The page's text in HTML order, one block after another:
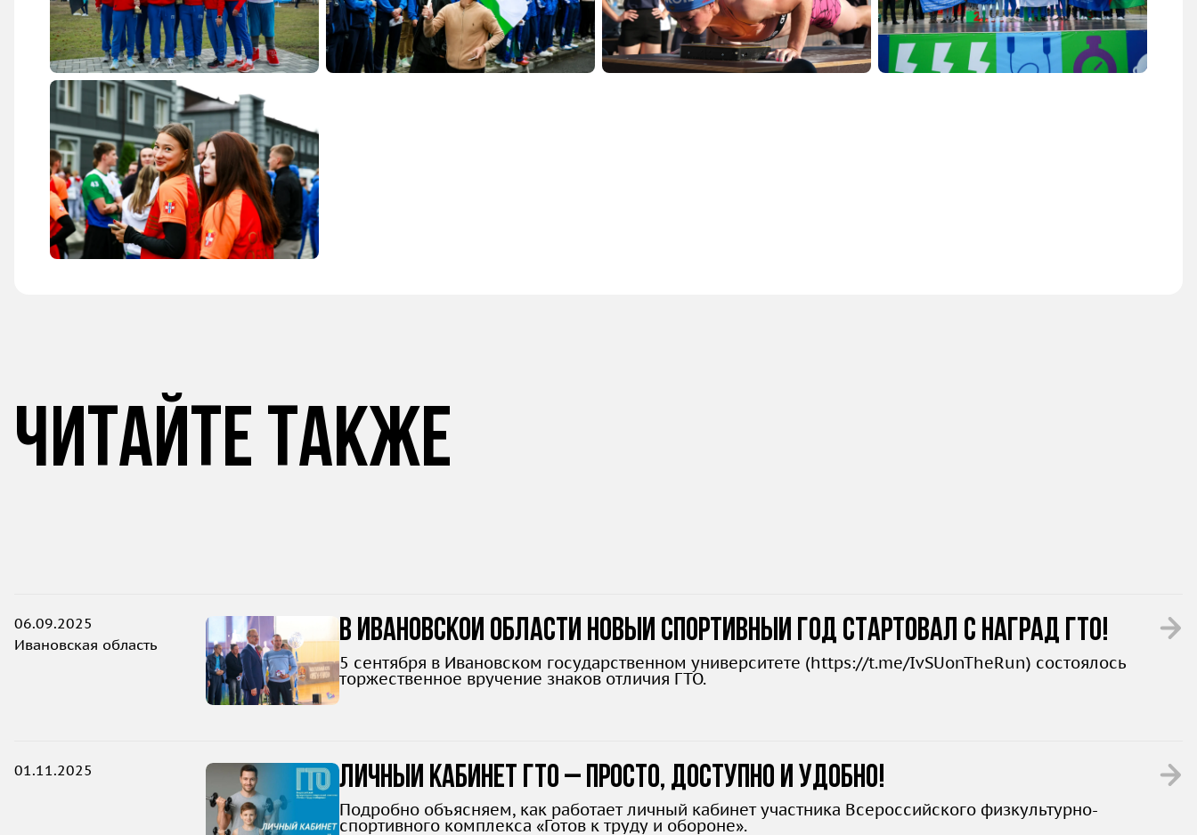
Читайте также
06.09.2025
Ивановская область
В Ивановской области новый спортивный год стартовал с наград ГТО!
5 сентября в Ивановском государственном университете (https://t.me/IvSUonTheRun) состоялось
торжественное вручение знаков отличия ГТО.
01.11.2025 Личный кабинет ГТО – просто, доступно и удобно!
Подробно объясняем, как работает личный кабинет участника Всероссийского физкультурно-
спортивного комплекса «Готов к труду и обороне».